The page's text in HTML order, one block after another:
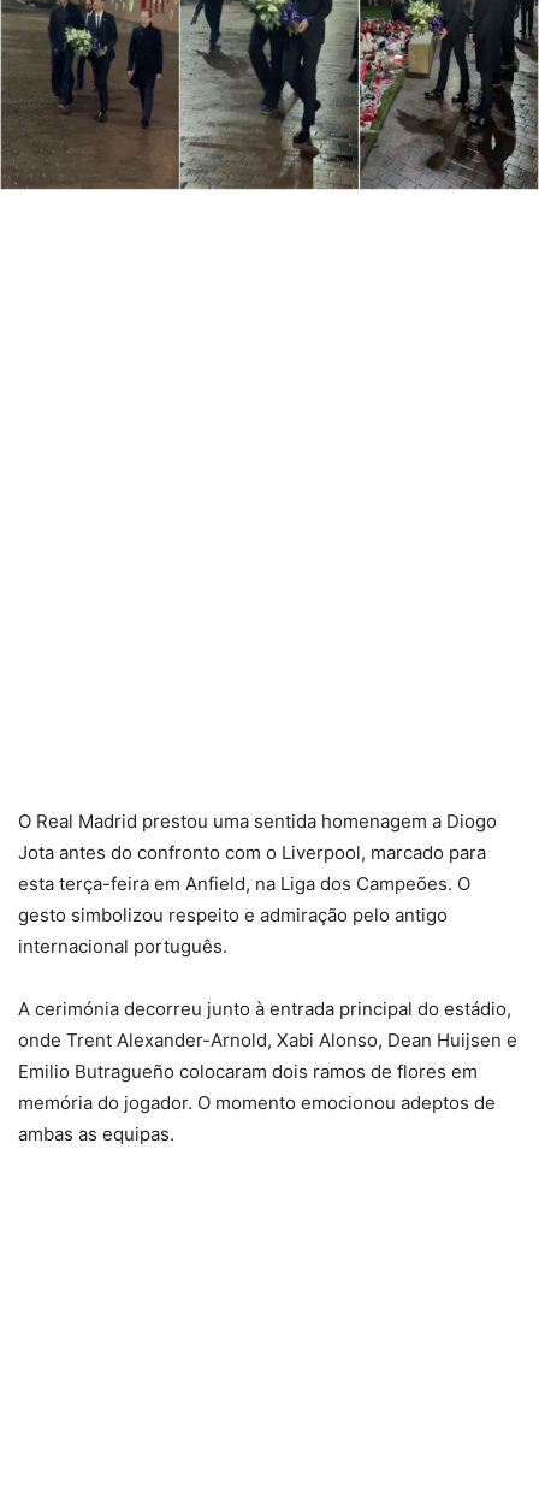
O Real Madrid prestou uma sentida homenagem a Diogo
Jota antes do confronto com o Liverpool, marcado para
esta terça-feira em Anfield, na Liga dos Campeões. O
gesto simbolizou respeito e admiração pelo antigo
internacional português.
A cerimónia decorreu junto à entrada principal do estádio,
onde Trent Alexander-Arnold, Xabi Alonso, Dean Huijsen e
Emilio Butragueño colocaram dois ramos de flores em
memória do jogador. O momento emocionou adeptos de
ambas as equipas.